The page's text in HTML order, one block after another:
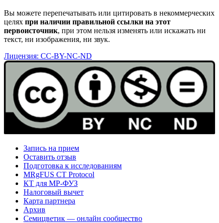
Вы можете перепечатывать или цитировать в некоммерческих
целях при наличии правильной ссылки на этот
первоисточник, при этом нельзя изменять или искажать ни
текст, ни изображения, ни звук.
Лицензия: CC-BY-NC-ND
Запись на прием
Оставить отзыв
Подготовка к исследованиям
MRgFUS CT Protocol
КТ для МР-ФУЗ
Налоговый вычет
Карта партнера
Архив
Семицветик — онлайн сообщество